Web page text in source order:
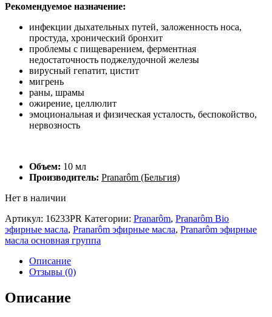
Рекомендуемое назначение:
инфекции дыхательных путей, заложенность носа,
простуда, хронический бронхит
проблемы с пищеварением, ферментная
недостаточность поджелудочной железы
вирусный гепатит, цистит
мигрень
раны, шрамы
ожирение, целлюлит
эмоциональная и физическая усталость, беспокойство,
нервозность
Объем: 10 мл
Производитель: Pranarôm (Бельгия)
Нет в наличии
Артикул: 16233PR Категории: Pranarôm, Pranarôm Bio
эфирные масла, Pranarôm эфирные масла, Pranarôm эфирные
масла основная группа
Описание
Отзывы (0)
Описание